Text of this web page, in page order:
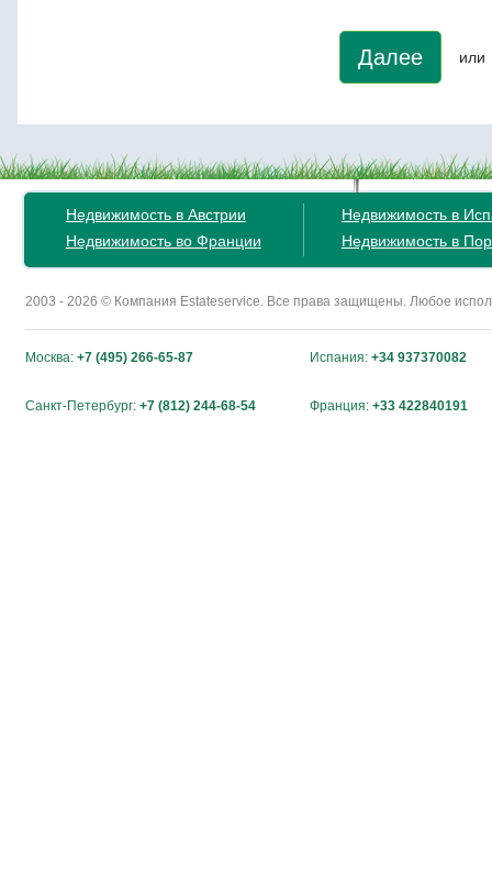
Далее или
Недвижимость в Австрии
Недвижимость во Франции
Недвижимость в
Недвижимость в
2003 - 2026 © Компания Estateservice. Все права защищены. Любое
Москва: +7 (495) 266-65-87 Испания: +34 937370082
Санкт-Петербург: +7 (812) 244-68-54 Франция: +33 422840191